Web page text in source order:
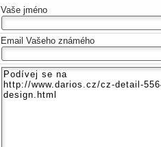
Vaše jméno
Email Vašeho známého